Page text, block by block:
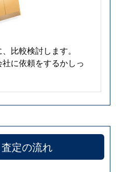
比較検討します。
に依頼をするかしっ
定の流れ